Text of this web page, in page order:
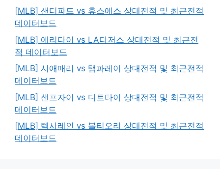
[MLB] 샌디파드 vs 휴스애스 상대전적 및 최근전적
데이터보드
[MLB] 애리다이 vs LA다저스 상대전적 및 최근전
적 데이터보드
[MLB] 시애매리 vs 탬파레이 상대전적 및 최근전적
데이터보드
[MLB] 샌프자이 vs 디트타이 상대전적 및 최근전적
데이터보드
[MLB] 텍사레인 vs 볼티오리 상대전적 및 최근전적
데이터보드